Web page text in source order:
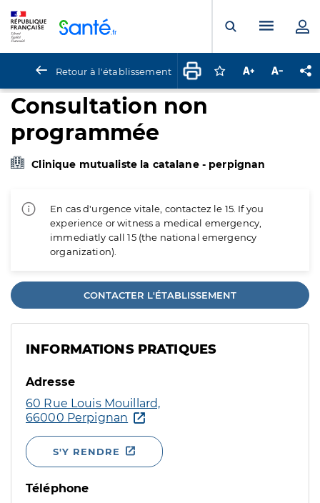
Ouvrir laMenu
Retour à l'établissement Connectez-vous
Augmenter la
Consultation non
programmée
Clinique mutualiste la catalane - perpignan
En cas d'urgence vitale, contactez le 15. If you
experience or witness a medical emergency,
immediatly call 15 (the national emergency
organization).
CONTACTER L'ÉTABLISSEMENT
INFORMATIONS PRATIQUES
Adresse
60 Rue Louis Mouillard,
66000 Perpignan
S'Y RENDRE
Téléphone